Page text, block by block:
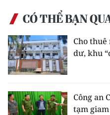
NHÂN DÂN CUỐI TUẦN
NHÂN DÂN HẰNG THÁNG
MUA BÁO
ĐỌC BÁO IN
CÓ THỂ BẠN
Cho
dư, khu
Công an
tạm